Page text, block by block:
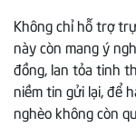
Không chỉ hỗ trợ
này còn mang ý
đồng, lan tỏa tinh
niềm tin gửi lại, để
nghèo không còn